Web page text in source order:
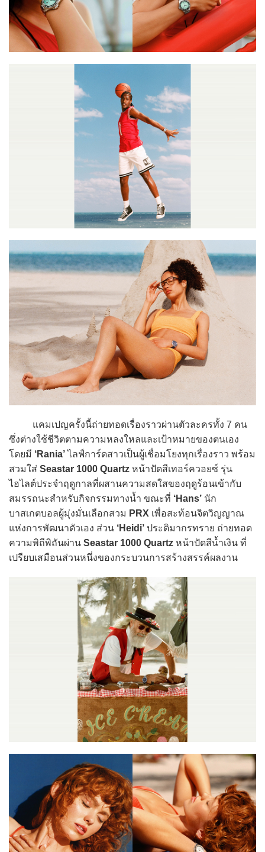
แคมเปญครั้งนี้ถ่ายทอดเรื่องราวผ่านตัวละครทั้ง 7 คน
ซึ่งต่างใช้ชีวิตตามความหลงใหลและเป้าหมายของตนเอง
โดยมี ‘Rania’ไลฟ์การ์ดสาวเป็นผู้เชื่อมโยงทุกเรื่องราว พร้อม
สวมใส่ Seastar 1000 Quartz หน้าปัดสีเทอร์ควอยซ์ รุ่น
ไฮไลต์ประจำฤดูกาลที่ผสานความสดใสของฤดูร้อนเข้ากับ
สมรรถนะสำหรับกิจกรรมทางน้ำ ขณะที่ ‘Hans’ นัก
บาสเกตบอลผู้มุ่งมั่นเลือกสวม PRX เพื่อสะท้อนจิตวิญญาณ
แห่งการพัฒนาตัวเอง ส่วน ‘Heidi’ ประติมากรทราย ถ่ายทอด
ความพิถีพิถันผ่าน Seastar 1000 Quartz หน้าปัดสีน้ำเงิน ที่
เปรียบเสมือนส่วนหนึ่งของกระบวนการสร้างสรรค์ผลงาน